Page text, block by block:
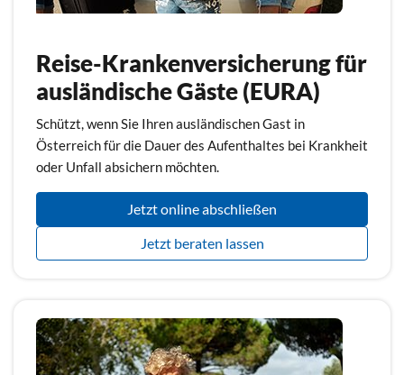
Reise-Krankenversicherung für
ausländische Gäste (EURA)
Schützt, wenn Sie Ihren ausländischen Gast in
Österreich für die Dauer des Aufenthaltes bei Krankheit
oder Unfall absichern möchten.
Jetzt online abschließen
Jetzt beraten lassen